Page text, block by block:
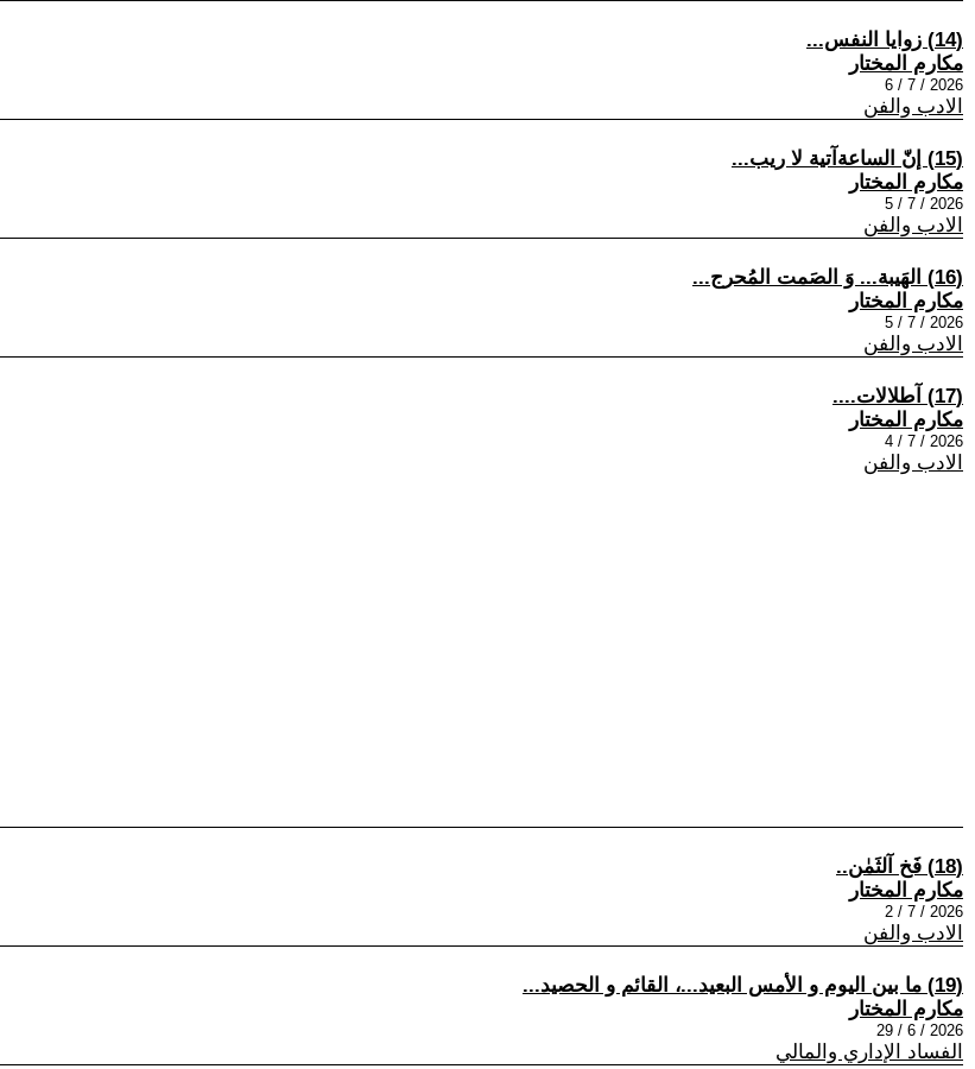
(14) زوايا النفس...
مكارم المختار
2026 / 7 / 6
الادب والفن
(15) إنّ الساعةآتية لا ريب...
مكارم المختار
2026 / 7 / 5
الادب والفن
(16) الهَيبة... وَ الصَمت المُحرج...
مكارم المختار
2026 / 7 / 5
الادب والفن
(17) آطلالات....
مكارم المختار
2026 / 7 / 4
الادب والفن
(18) فَخ آلثَمٰن..
مكارم المختار
2026 / 7 / 2
الادب والفن
(19) ما بين اليوم و الأمس البعيد...، القائم و الحصيد...
مكارم المختار
2026 / 6 / 29
الفساد الإداري والمالي